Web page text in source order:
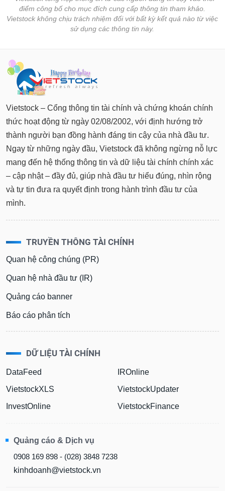
điểm công bố cho mục đích cung cấp thông tin tham khảo.
Vietstock không chịu trách nhiệm đối với bất kỳ kết quả nào từ việc
sử dụng các thông tin này.
Vietstock – Cổng thông tin tài chính và chứng khoán chính
thức hoạt động từ ngày 02/08/2002, với định hướng trở
thành người bạn đồng hành đáng tin cậy của nhà đầu tư.
Ngay từ những ngày đầu, Vietstock đã không ngừng nỗ lực
mang đến hệ thống thông tin và dữ liệu tài chính chính xác
– cập nhật – đầy đủ, giúp nhà đầu tư hiểu đúng, nhìn rộng
và tự tin đưa ra quyết định trong hành trình đầu tư của
mình.
TRUYỀN THÔNG TÀI CHÍNH
Quan hệ công chúng (PR)
Quan hệ nhà đầu tư (IR)
Quảng cáo banner
Báo cáo phân tích
DỮ LIỆU TÀI CHÍNH
DataFeed
VietstockXLS
InvestOnline
IROnline
VietstockUpdater
VietstockFinance
Quảng cáo & Dịch vụ
0908 169 898 - (028) 3848 7238
kinhdoanh@vietstock.vn
Sách
tài
Công
tư
Truyền
thông
tài
chính
tài